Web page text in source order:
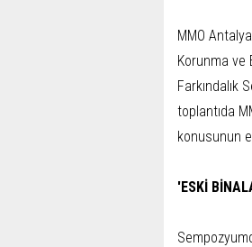
MMO
Korunma ve
Farkındalık
toplantıda
konusunun
'ESKİ